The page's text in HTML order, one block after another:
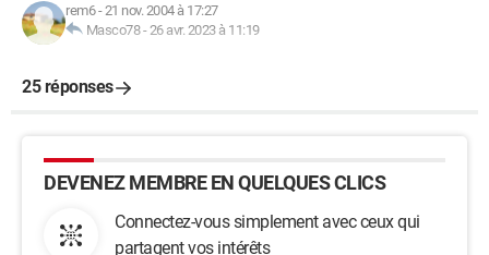
rem6-21 nov. 2004 à 17:27
Masco78-26 avr. 2023 à 11:19
25 réponses
DEVENEZ MEMBRE EN QUELQUES CLICS
Connectez-vous simplement avec ceux qui
partagent vos intérêts